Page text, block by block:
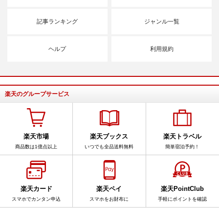
記事ランキング ジャンル一覧
ヘルプ 利用規約
楽天のグループサービス
楽天市場
商品数は1億点以上
楽天ブックス
いつでも全品送料無料
楽天トラベル
簡単宿泊予約！
楽天カード
スマホでカンタン申込
楽天ペイ
スマホをお財布に
楽天PointClub
手軽にポイントを確認